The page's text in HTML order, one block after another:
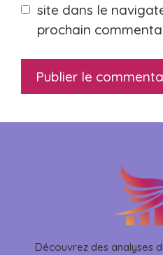
site dans le
prochain
Découvrez des analyses